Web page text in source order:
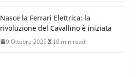
Nasce la Ferrari Elettrica: la
rivoluzione del Cavallino è iniziata
9 Ottobre 2025 10 min read